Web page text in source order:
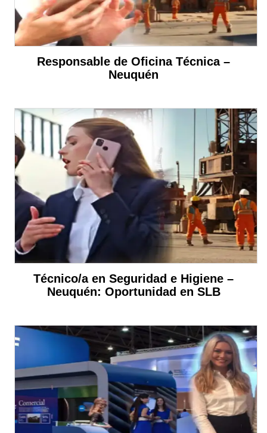
Responsable de Oficina Técnica –
Neuquén
Técnico/a en Seguridad e Higiene –
Neuquén: Oportunidad en SLB